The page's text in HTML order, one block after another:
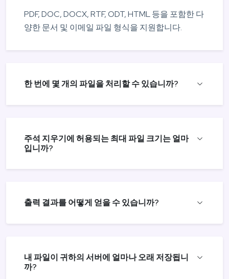
PDF, DOC, DOCX, RTF, ODT, HTML 등을 포함한 다
양한 문서 및 이메일 파일 형식을 지원합니다.
한 번에 몇 개의 파일을 처리할 수 있습니까?
주석 지우기에 허용되는 최대 파일 크기는 얼마
입니까?
출력 결과를 어떻게 얻을 수 있습니까?
내 파일이 귀하의 서버에 얼마나 오래 저장됩니
까?